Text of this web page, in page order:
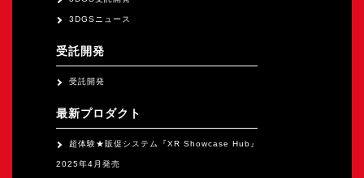
3DGSニュース
受託開発
受託開発
最新プロダクト
超体験★販促システム『XR Showcase Hub』
2025年4月発売